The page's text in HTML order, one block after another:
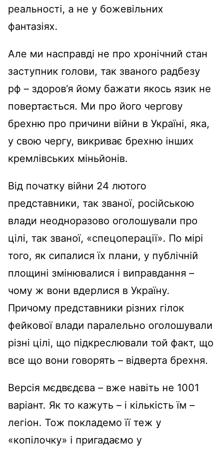
реальності, а не у божевільних
фантазіях.
Але ми насправді не про хронічний стан
заступник голови, так званого радбезу
рф – здоров’я йому бажати якось язик не
повертається. Ми про його чергову
брехню про причини війни в Україні, яка,
у свою чергу, викриває брехню інших
кремлівських міньйонів.
Від початку війни 24 лютого
представники, так званої, російською
влади неодноразово оголошували про
цілі, так званої, «спецоперації». По мірі
того, як сипалися їх плани, у публічній
площині змінювалися і виправдання –
чому ж вони вдерлися в Україну.
Причому представники різних гілок
фейкової влади паралельно оголошували
різні цілі, що підкреслювали той факт, що
все що вони говорять – відверта брехня.
Версія мєдвєдєва – вже навіть не 1001
варіант. Як то кажуть – і кількість їм –
легіон. Тож покладемо її теж у
«копілочку» і пригадаємо у